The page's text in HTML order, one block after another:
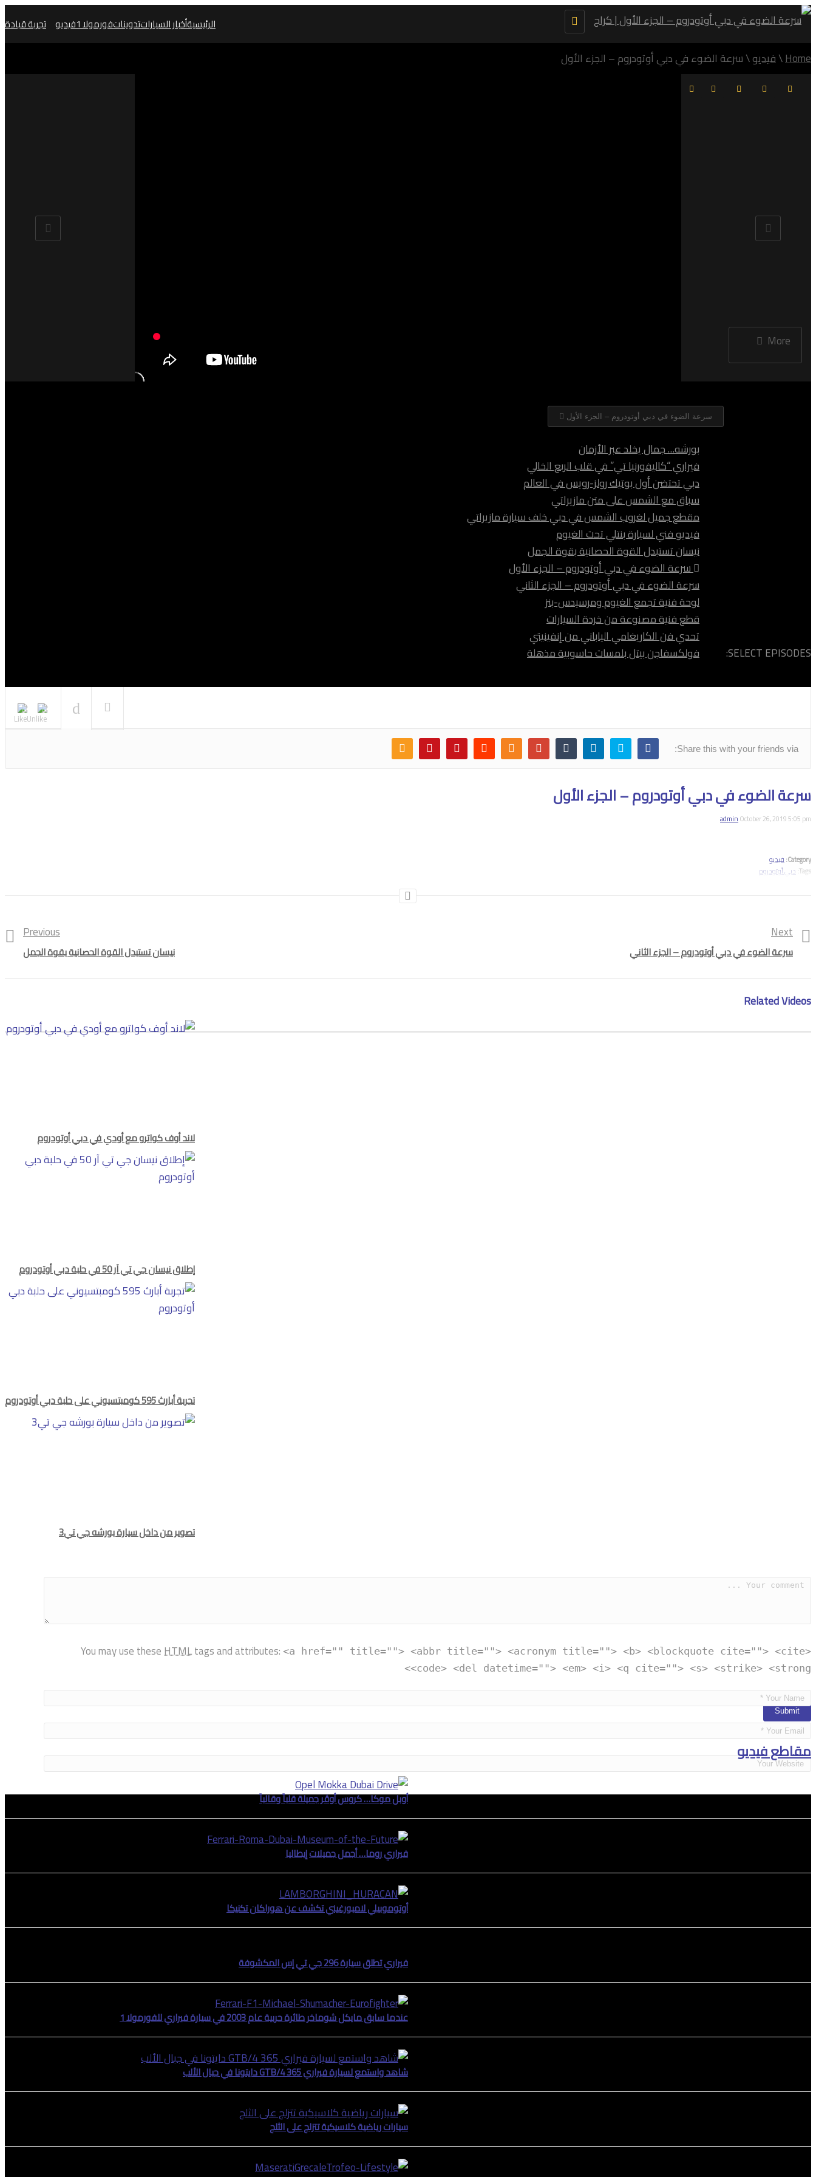
Toggle
navigation الرئيسيةأخبار السياراتتدويناتفورمولا 1 فيديو تجربة قيادة
Home
\فيديو\سرعة الضوء في دبي أوتودروم – الجزء الأول
More
NOW PLAYING
SELECT EPISODES:
سرعة الضوء في دبي أوتودروم – الجزء الأول
بورشه… جمال يخلد عبر الأزمان
فيراري “كاليفورنيا تي” في قلب الربع الخالي
دبي تحتضن أول بوتيك رولز-رويس في العالم
سباق مع الشمس على متن مازيراتي
مقطع جميل لغروب الشمس في دبي خلف سيارة مازيراتي
فيديو فني لسيارة بنتلي تحت الغيوم
نيسان تستبدل القوة الحصانية بقوة الجمل
سرعة الضوء في دبي أوتودروم – الجزء الأول
سرعة الضوء في دبي أوتودروم – الجزء الثاني
لوحة فنية تجمع الغيوم ومرسيدس-بنز
قطع فنية مصنوعة من خردة السيارات
تحدي فن الكاريغامي الياباني من إنفينيتي
فولكسفاجن بيتل بلمسات حاسوبية مذهلة
Share this with your friends via:
سرعة الضوء في دبي أوتودروم – الجزء الأول
adminOctober 26, 2019 5:05 pm
Category: فيديو
Tags: دبي أوتودروم
Previous
نيسان تستبدل القوة الحصانية بقوة الجمل
Next
سرعة الضوء في دبي أوتودروم – الجزء الثاني
Related Videos
لاند أوف كواترو مع أودي في دبي أوتودروم
إطلاق نيسان جي تي آر 50 في حلبة دبي أوتودروم
تجربة أبارث 595 كومبتسيوني على حلبة دبي أوتودروم
تصوير من داخل سيارة بورشه جي تي3
You may use theseHTMLtags and attributes: <a href="" title=""> <abbr title=""> <acronym title=""> <b> <blockquote cite=""> <cite>
<code> <del datetime=""> <em> <i> <q cite=""> <s> <strike> <strong>
مقاطع فيديو
أوبل موكا… كروس أوڤر جميلة قلباً وقالباً
فيراري روما… أجمل جميلات إيطاليا
أوتوموبيلي لامبورغيني تكشف عن هوراكان تكنيكا
فيراري تطلق سيارة 296 جي تي إس المكشوفة
عندما سابق مايكل شوماخر طائرة حربية عام 2003 في سيارة فيراري للفورمولا 1
شاهد واستمع لسيارة فيراري 365 GTB/4 دايتونا في جبال الألب
سيارات رياضية كلاسيكية تتزلج على الثلج